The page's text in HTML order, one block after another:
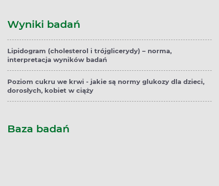
Wyniki badań
Lipidogram (cholesterol i trójglicerydy) – norma,
interpretacja wyników badań
Poziom cukru we krwi - jakie są normy glukozy dla dzieci,
dorosłych, kobiet w ciąży
Baza badań